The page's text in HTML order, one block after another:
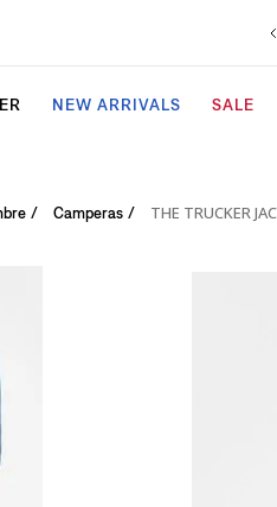
NEW ARRIVALS SALE
Camperas THE TRUCKER